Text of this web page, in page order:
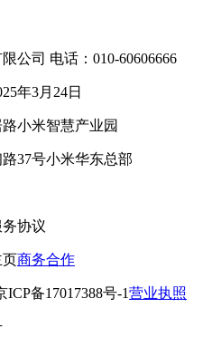
公司 电话：010-60606666
年3月24日
小米智慧产业园
37号小米华东总部
协议
页商务合作
ICP备17017388号-1营业执照